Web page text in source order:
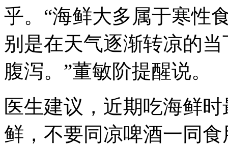
乎。“海鲜大多属于寒性
别是在天气逐渐转凉的
腹泻。”董敏阶提醒说。
医生建议，近期吃海鲜
鲜，不要同凉啤酒一同